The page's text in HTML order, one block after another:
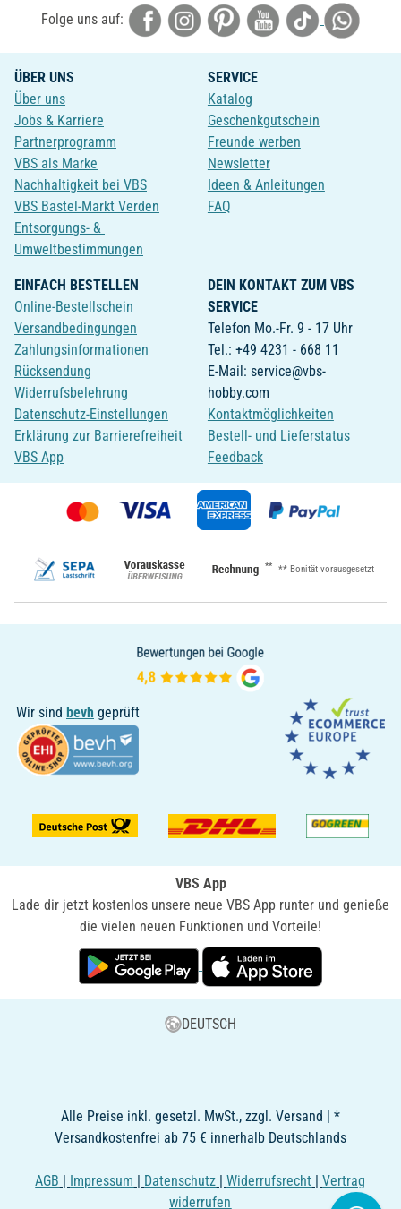
Folge uns auf:
ÜBER UNS
Über uns
Jobs & Karriere
Partnerprogramm
VBS als Marke
Nachhaltigkeit bei VBS
VBS Bastel-Markt Verden
Entsorgungs- &
Umweltbestimmungen
SERVICE
Katalog
Geschenkgutschein
Freunde werben
Newsletter
Ideen & Anleitungen
FAQ
EINFACH BESTELLEN
Online-Bestellschein
Versandbedingungen
Zahlungsinformationen
Rücksendung
Widerrufsbelehrung
Datenschutz-Einstellungen
Erklärung zur Barrierefreiheit
VBS App
DEIN KONTAKT ZUM VBS
SERVICE
Telefon Mo.-Fr. 9 - 17 Uhr
Tel.: +49 4231 - 668 11
E-Mail: service@vbs-
hobby.com
Kontaktmöglichkeiten
Bestell- und Lieferstatus
Feedback
** ** Bonität vorausgesetzt
Wir sind bevh geprüft
VBS App
Lade dir jetzt kostenlos unsere neue VBS App runter und genieße
die vielen neuen Funktionen und Vorteile!
DEUTSCH
Alle Preise inkl. gesetzl. MwSt., zzgl. Versand | *
Versandkostenfrei ab 75 € innerhalb Deutschlands
AGB | Impressum | Datenschutz |Widerrufsrecht |Vertrag
widerrufen